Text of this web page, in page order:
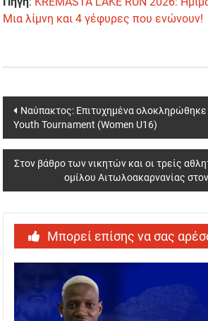
Μια λίμνη και 4 γέφυρες που ενώνουν!
Post
navigation
Ναύπακτος: Επιτυχημένα ολοκληρώθηκε
Youth Tournament (Women U16)
Στον βάθρο των νικητών και οι τρείς
ομίλου Αιτωλοακαρνανίας
Μπορεί επίσης να σας